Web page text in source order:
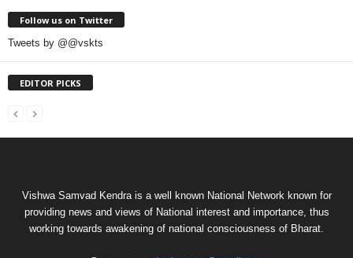
Follow us on Twitter
Tweets by @@vskts
EDITOR PICKS
Vishwa Samvad Kendra is a well known National Network known for
providing news and views of National interest and importance, thus
working towards awakening of national consciousness of Bharat.